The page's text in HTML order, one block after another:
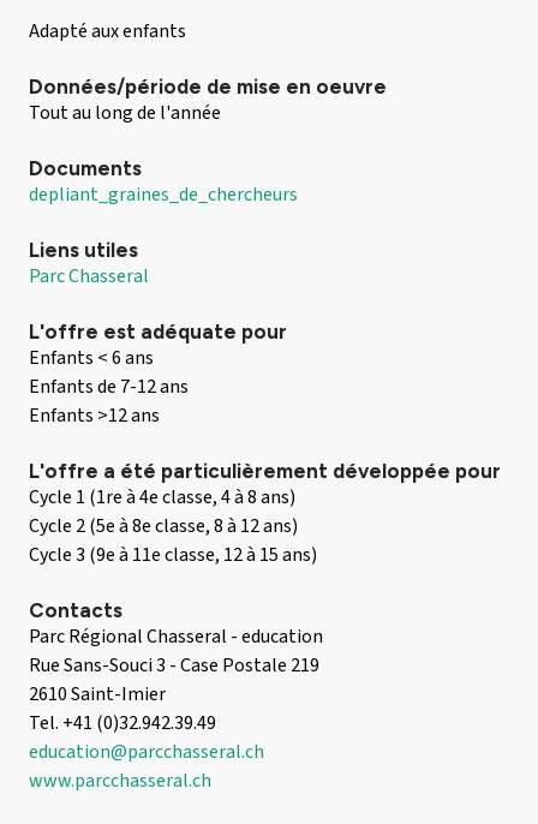
Adapté aux enfants
Données/période de mise en oeuvre
Tout au long de l'année
Documents
depliant_graines_de_chercheurs
Liens utiles
Parc Chasseral
L'offre est adéquate pour
Enfants < 6 ans
Enfants de 7-12 ans
Enfants >12 ans
L'offre a été particulièrement développée pour
Cycle 1 (1re à 4e classe, 4 à 8 ans)
Cycle 2 (5e à 8e classe, 8 à 12 ans)
Cycle 3 (9e à 11e classe, 12 à 15 ans)
Contacts
Parc Régional Chasseral - education
Rue Sans-Souci 3 - Case Postale 219
2610 Saint-Imier
Tel. +41 (0)32.942.39.49
education@parcchasseral.ch
www.parcchasseral.ch